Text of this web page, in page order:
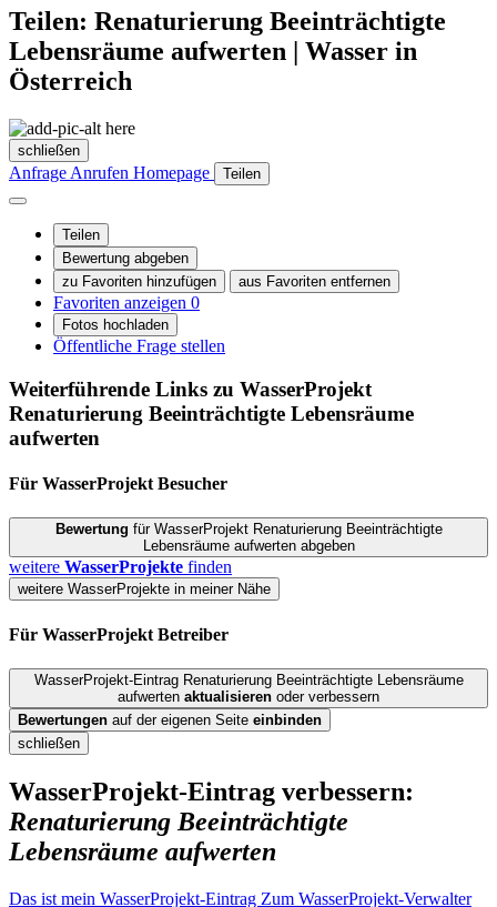
Teilen: Renaturierung Beeinträchtigte
Lebensräume aufwerten | Wasser in
Österreich
schließen
Anfrage Anrufen Homepage Teilen
Teilen
Bewertung abgeben
zu Favoriten hinzufügen
aus Favoriten entfernen
Favoriten anzeigen 0
Fotos hochladen
Öffentliche Frage stellen
Weiterführende Links zu WasserProjekt
Renaturierung Beeinträchtigte Lebensräume
aufwerten
Für WasserProjekt Besucher
Bewertung für WasserProjekt Renaturierung Beeinträchtigte
Lebensräume aufwerten abgeben
weitere WasserProjekte finden
weitere WasserProjekte in meiner Nähe
Für WasserProjekt Betreiber
WasserProjekt-Eintrag Renaturierung Beeinträchtigte Lebensräume
aufwerten aktualisieren oder verbessern
Bewertungen auf der eigenen Seite einbinden
schließen
WasserProjekt-Eintrag verbessern:
Renaturierung Beeinträchtigte
Lebensräume aufwerten
Das ist mein WasserProjekt-Eintrag Zum WasserProjekt-Verwalter